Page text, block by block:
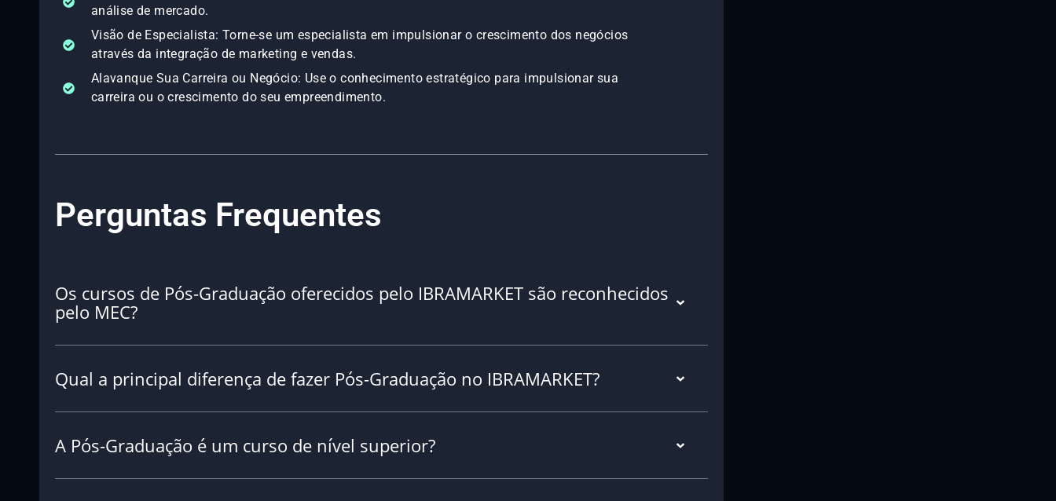
análise de mercado.
Visão de Especialista: Torne-se um especialista em impulsionar o crescimento dos negócios
através da integração de marketing e vendas.
Alavanque Sua Carreira ou Negócio: Use o conhecimento estratégico para impulsionar sua
carreira ou o crescimento do seu empreendimento.
Perguntas Frequentes
Os cursos de Pós-Graduação oferecidos pelo IBRAMARKET são reconhecidos
pelo MEC?
Qual a principal diferença de fazer Pós-Graduação no IBRAMARKET?
A Pós-Graduação é um curso de nível superior?